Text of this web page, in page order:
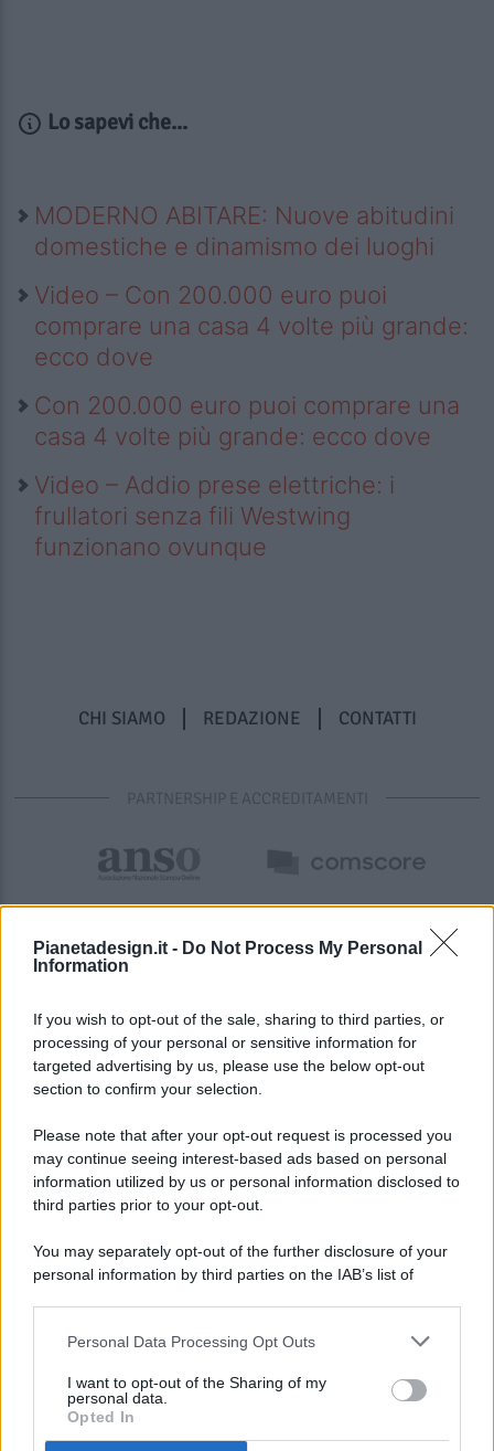
Pianetadesign.it - Do Not Process My Personal
Information
If you wish to opt-out of the sale, sharing to third parties, or
processing of your personal or sensitive information for
targeted advertising by us, please use the below opt-out
section to confirm your selection.
Please note that after your opt-out request is processed you
may continue seeing interest-based ads based on personal
information utilized by us or personal information disclosed to
third parties prior to your opt-out.
You may separately opt-out of the further disclosure of your
personal information by third parties on the IAB’s list of
This information may also be disclosed by us to third parties
disclose it to other third parties.
Personal Data Processing Opt Outs
I want to opt-out of the Sharing of my
personal data.
Opted In
Lo sapevi che...
MODERNO ABITARE: Nuove abitudini
domestiche e dinamismo dei luoghi
Video – Con 200.000 euro puoi
comprare una casa 4 volte più grande:
ecco dove
Con 200.000 euro puoi comprare una
casa 4 volte più grande: ecco dove
Video – Addio prese elettriche: i
frullatori senza fili Westwing
funzionano ovunque
CHI SIAMO REDAZIONE CONTATTI
PARTNERSHIP E ACCREDITAMENTI
© 2026 - Pianeta Design - P.IVA 04827280654 - Testata
Registrata Al Tribunale Di Nocera Inferiore N. 8/2020 - RG N.
ISCRIZIONE AL ROC N. 35792 – ISCRITTA ALL’ANSO
(ASSOCIAZIONE NAZIONALE STAMPA ONLINE)
PREFERENZE PRIVACY